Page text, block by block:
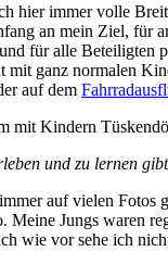
hier immer volle
an mein Ziel, für
für alle Beteiligten
mit ganz normalen
auf dem
und zu lernen
auf vielen Fotos
Meine Jungs waren
wie vor sehe ich